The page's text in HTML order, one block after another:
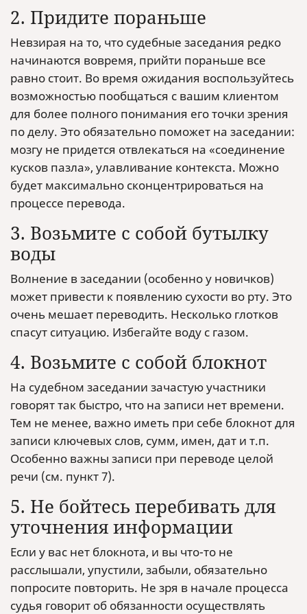
2. Придите пораньше
Невзирая на то, что судебные заседания редко
начинаются вовремя, прийти пораньше все
равно стоит. Во время ожидания воспользуйтесь
возможностью пообщаться с вашим клиентом
для более полного понимания его точки зрения
по делу. Это обязательно поможет на заседании:
мозгу не придется отвлекаться на «соединение
кусков пазла», улавливание контекста. Можно
будет максимально сконцентрироваться на
процессе перевода.
3. Возьмите с собой бутылку
воды
Волнение в заседании (особенно у новичков)
может привести к появлению сухости во рту. Это
очень мешает переводить. Несколько глотков
спасут ситуацию. Избегайте воду с газом.
4. Возьмите с собой блокнот
На судебном заседании зачастую участники
говорят так быстро, что на записи нет времени.
Тем не менее, важно иметь при себе блокнот для
записи ключевых слов, сумм, имен, дат и т.п.
Особенно важны записи при переводе целой
речи (см. пункт 7).
5. Не бойтесь перебивать для
уточнения информации
Если у вас нет блокнота, и вы что-то не
расслышали, упустили, забыли, обязательно
попросите повторить. Не зря в начале процесса
судья говорит об обязанности осуществлять